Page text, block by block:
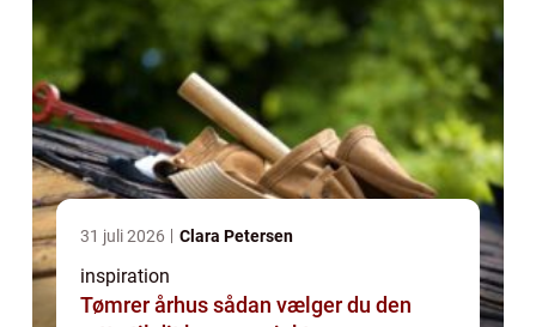
31 juli 2026 Clara Petersen
inspiration
Tømrer århus sådan vælger du den